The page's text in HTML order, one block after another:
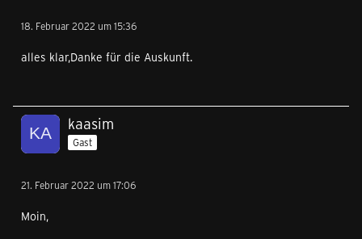
18. Februar 2022 um 15:36
alles klar,Danke für die Auskunft.
kaasim
Gast
21. Februar 2022 um 17:06
Moin,